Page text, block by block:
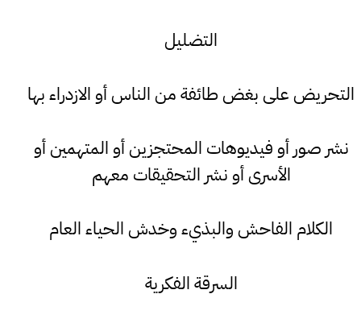
التضليل
التحريض على بغض طائفة من الناس أو الازدراء بها
نشر صور أو فيديوهات المحتجزين أو المتهمين أو
الأسرى أو نشر التحقيقات معهم
الكلام الفاحش والبذيء وخدش الحياء العام
السرقة الفكرية